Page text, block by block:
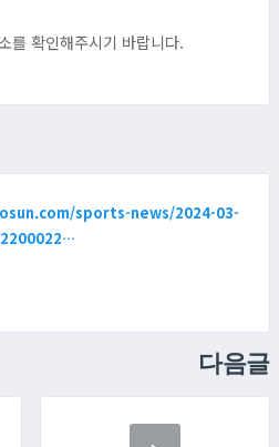
를 확인해주시기 바랍니다.
sports-news/2024-03-
다음글